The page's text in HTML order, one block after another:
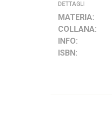
DETTAGLI
MATERIA:
COLLANA:
INFO:
ISBN: